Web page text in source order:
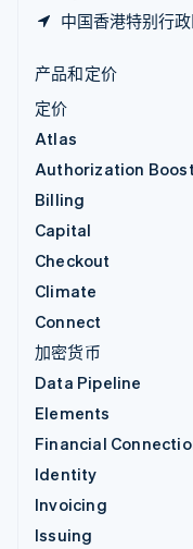
中国香港特别行
产品和定价
定价
Atlas
Authorization Boost
Billing
Capital
Checkout
Climate
Connect
加密货币
Data Pipeline
Elements
Financial
Identity
Invoicing
Issuing